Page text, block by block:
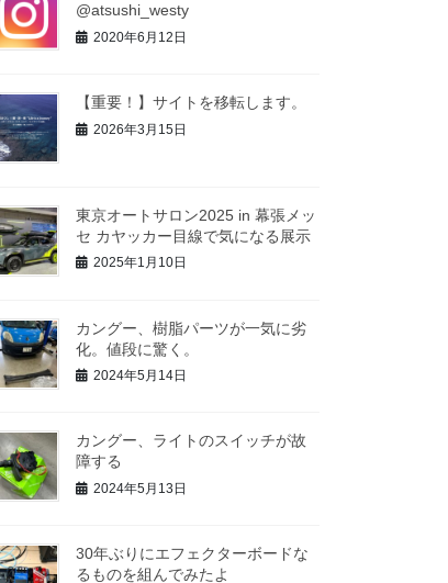
@atsushi_westy
2020年6月12日
【重要！】サイトを移転します。
2026年3月15日
東京オートサロン2025 in 幕張メッ
セ カヤッカー目線で気になる展示
2025年1月10日
カングー、樹脂パーツが一気に劣
化。値段に驚く。
2024年5月14日
カングー、ライトのスイッチが故
障する
2024年5月13日
30年ぶりにエフェクターボードな
るものを組んでみたよ